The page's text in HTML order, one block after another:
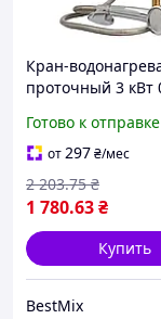
Кран-
проточный 3 кВт
6C111W ABS
Готово к отправке
от297₴/мес
1 780.63₴
2 203.75 ₴
Купить
BestMix